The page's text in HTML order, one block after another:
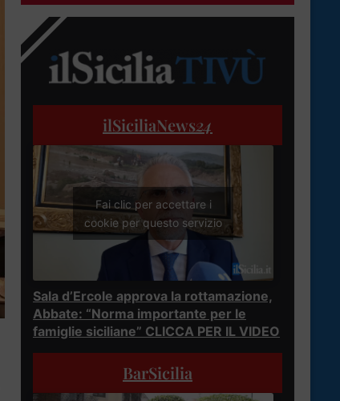
ilSiciliaNews24
Fai clic per accettare i
cookie per questo servizio
Sala d’Ercole approva la rottamazione,
Abbate: “Norma importante per le
famiglie siciliane” CLICCA PER IL VIDEO
BarSicilia